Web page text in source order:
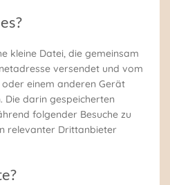
kleine Datei, die gemeinsam
versendet und vom
einem anderen Gerät
Die darin gespeicherten
folgender Besuche zu
relevanter Drittanbieter